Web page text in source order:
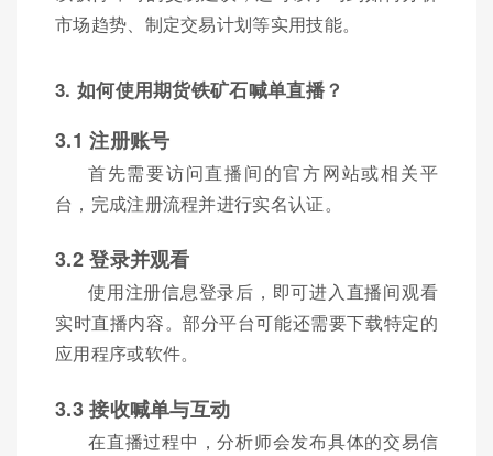
市场趋势、制定交易计划等实用技能。
3. 如何使用期货铁矿石喊单直播？
3.1 注册账号
首先需要访问直播间的官方网站或相关平
台，完成注册流程并进行实名认证。
3.2 登录并观看
使用注册信息登录后，即可进入直播间观看
实时直播内容。部分平台可能还需要下载特定的
应用程序或软件。
3.3 接收喊单与互动
在直播过程中，分析师会发布具体的交易信